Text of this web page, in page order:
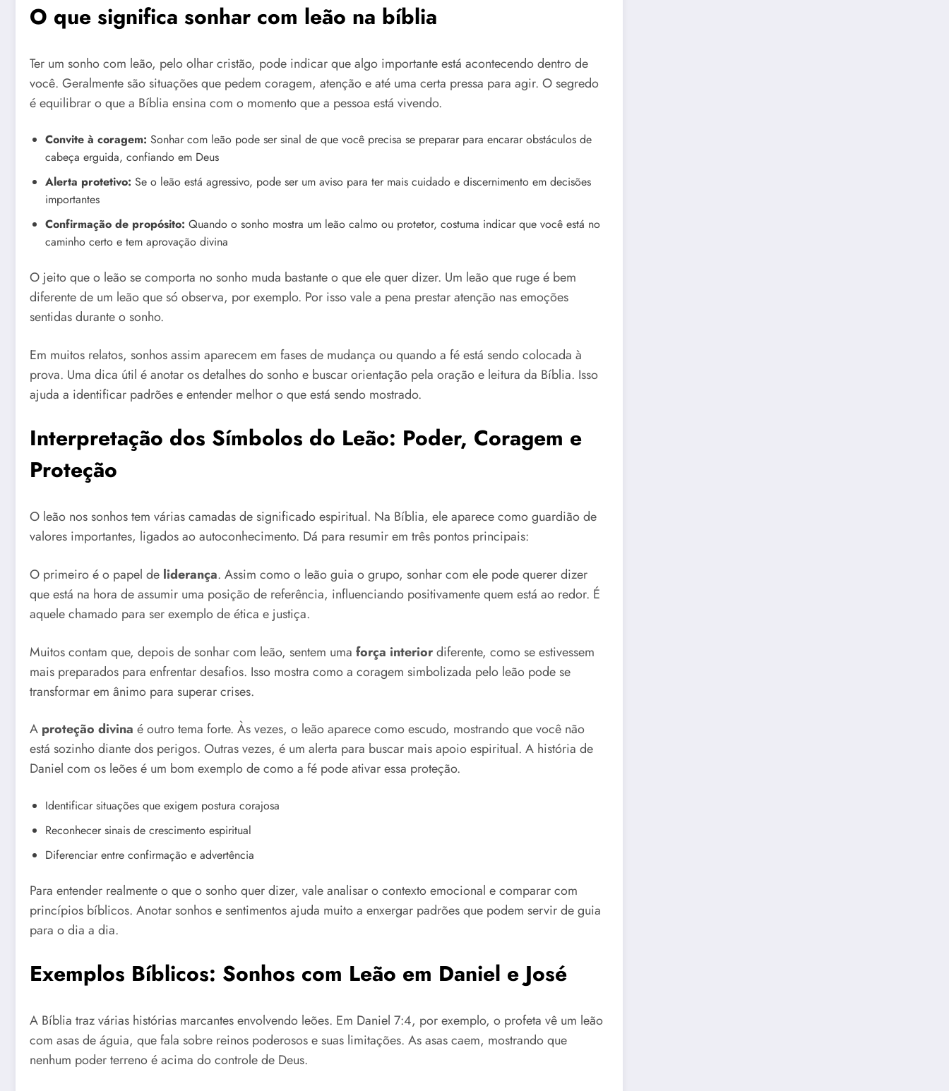
O que significa sonhar com leão na bíblia
Ter um sonho com leão, pelo olhar cristão, pode indicar que algo importante está acontecendo dentro de
você. Geralmente são situações que pedem coragem, atenção e até uma certa pressa para agir. O segredo
é equilibrar o que a Bíblia ensina com o momento que a pessoa está vivendo.
Convite à coragem: Sonhar com leão pode ser sinal de que você precisa se preparar para encarar obstáculos de
cabeça erguida, confiando em Deus
Alerta protetivo: Se o leão está agressivo, pode ser um aviso para ter mais cuidado e discernimento em decisões
importantes
Confirmação de propósito: Quando o sonho mostra um leão calmo ou protetor, costuma indicar que você está no
caminho certo e tem aprovação divina
O jeito que o leão se comporta no sonho muda bastante o que ele quer dizer. Um leão que ruge é bem
diferente de um leão que só observa, por exemplo. Por isso vale a pena prestar atenção nas emoções
sentidas durante o sonho.
Em muitos relatos, sonhos assim aparecem em fases de mudança ou quando a fé está sendo colocada à
prova. Uma dica útil é anotar os detalhes do sonho e buscar orientação pela oração e leitura da Bíblia. Isso
ajuda a identificar padrões e entender melhor o que está sendo mostrado.
Interpretação dos Símbolos do Leão: Poder, Coragem e
Proteção
O leão nos sonhos tem várias camadas de significado espiritual. Na Bíblia, ele aparece como guardião de
valores importantes, ligados ao autoconhecimento. Dá para resumir em três pontos principais:
O primeiro é o papel de liderança. Assim como o leão guia o grupo, sonhar com ele pode querer dizer
que está na hora de assumir uma posição de referência, influenciando positivamente quem está ao redor. É
aquele chamado para ser exemplo de ética e justiça.
Muitos contam que, depois de sonhar com leão, sentem uma força interiordiferente, como se estivessem
mais preparados para enfrentar desafios. Isso mostra como a coragem simbolizada pelo leão pode se
transformar em ânimo para superar crises.
A proteção divina é outro tema forte. Às vezes, o leão aparece como escudo, mostrando que você não
está sozinho diante dos perigos. Outras vezes, é um alerta para buscar mais apoio espiritual. A história de
Daniel com os leões é um bom exemplo de como a fé pode ativar essa proteção.
Identificar situações que exigem postura corajosa
Reconhecer sinais de crescimento espiritual
Diferenciar entre confirmação e advertência
Para entender realmente o que o sonho quer dizer, vale analisar o contexto emocional e comparar com
princípios bíblicos. Anotar sonhos e sentimentos ajuda muito a enxergar padrões que podem servir de guia
para o dia a dia.
Exemplos Bíblicos: Sonhos com Leão em Daniel e José
A Bíblia traz várias histórias marcantes envolvendo leões. Em Daniel 7:4, por exemplo, o profeta vê um leão
com asas de águia, que fala sobre reinos poderosos e suas limitações. As asas caem, mostrando que
nenhum poder terreno é acima do controle de Deus.